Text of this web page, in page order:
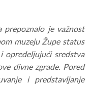
je važnost
muzeju Župe status
opredeljujući sredstva
divne zgrade. Pored
i predstavljanje